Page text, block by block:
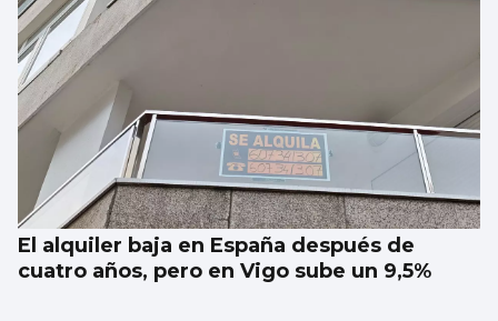
El alquiler baja en España después de
cuatro años, pero en Vigo sube un 9,5%